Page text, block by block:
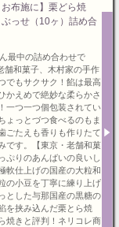
お布施に】栗どら焼
っせ（10ヶ）詰め合
最中の詰め合わせで
舗和菓子、木村家の手作
でもサクサク！餡は最高
かえめで絶妙な柔らかさ
一つ一つ個包装されてい
ょっとづつ食べるのもま
ごたえも香りも作りたて
です。【東京・老舗和菓
ぷりのあんばいの良いし
軟仕上げの国産の大粒和
の小豆を丁寧に練り上げ
とした与那国産の黒糖の
を挟み込んだ栗とら焼
焼きと評判！ネリコレ商